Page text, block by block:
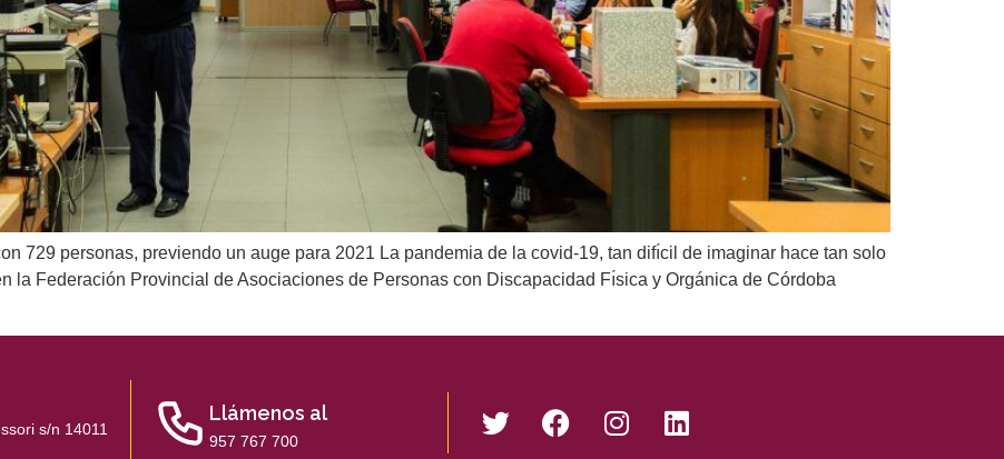
729 personas, previendo un auge para 2021 La pandemia de la covid-19, tan difı́cil de imaginar hace tan solo
la Federación Provincial de Asociaciones de Personas con Discapacidad Fı́sica y Orgánica de Córdoba
s/n 14011
Llámenos al
957 767 700